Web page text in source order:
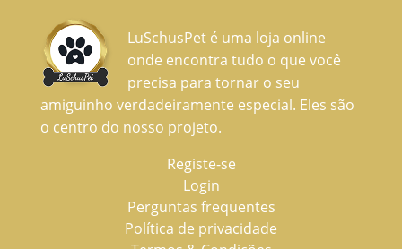
LuSchusPet é uma loja online
onde encontra tudo o que você
precisa para tornar o seu
amiguinho verdadeiramente especial. Eles são
o centro do nosso projeto.
Registe-se
Login
Perguntas frequentes
Política de privacidade